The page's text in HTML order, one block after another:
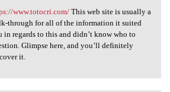
www.totocri.com/ This
www.totocri.com/This web site is usually a
through for all of the information it suited
in regards to this and didn’t know who to
Glimpse here, and you’ll definitely
it.